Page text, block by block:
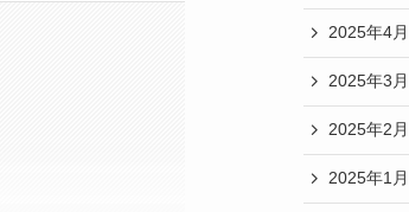
2025年4月
2025年3月
2025年2月
2025年1月